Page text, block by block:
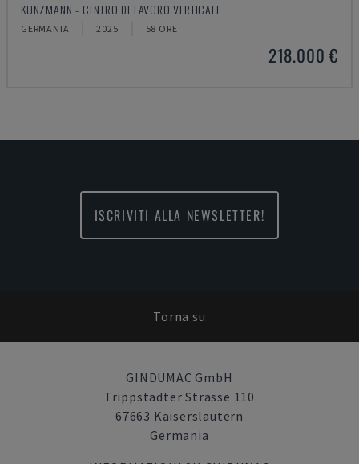
KUNZMANN - CENTRO DI LAVORO VERTICALE
GERMANIA 2025 58 ORE
218.000 €
ISCRIVITI ALLA NEWSLETTER!
Torna su
GINDUMAC GmbH
Trippstadter Strasse 110
67663 Kaiserslautern
Germania